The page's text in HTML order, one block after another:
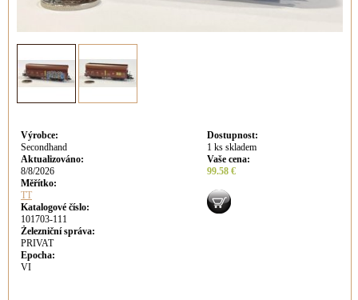
Výrobce:
Secondhand
Aktualizováno:
8/8/2026
Měřítko:
TT
Katalogové číslo:
101703-111
Železniční správa:
PRIVAT
Epocha:
VI
Dostupnost:
1 ks skladem
Vaše cena:
99.58 €